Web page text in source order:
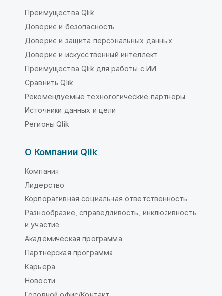
Преимущества Qlik
Доверие и безопасность
Доверие и защита персональных данных
Доверие и искусственный интеллект
Преимущества Qlik для работы с ИИ
Сравнить Qlik
Рекомендуемые технологические партнеры
Источники данных и цели
Регионы Qlik
О Компании Qlik
Компания
Лидерство
Корпоративная социальная ответственность
Разнообразие, справедливость, инклюзивность
и участие
Академическая программа
Партнерская программа
Карьера
Новости
Головной офис/Контакт